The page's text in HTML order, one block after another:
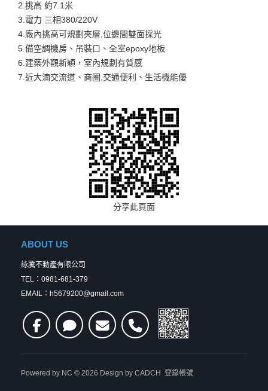
2.挑高 約7.1米
3.電力 三相380/220V
4.廠內挑高可規劃夾層,位邊間雙面採光
5.備空調機房、吊裝口、全室epoxy地板
6.建築外觀新穎，室內規劃有質感
7.近大湳交流道、商圈,交通便利、生活機能優
分享此頁面
ABOUT US
詠騰不動產有限公司
TEL：0981-681-379
EMAIL：h5679200@gmail.com
Powered by NC © 2026 Design by CADCH 登錄帳號